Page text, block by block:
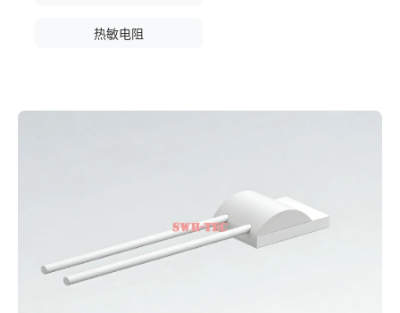
热敏电阻